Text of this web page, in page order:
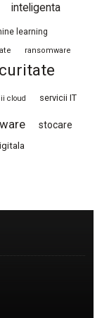
inteligenta
learning
ransomware
cloud servicii IT
stocare